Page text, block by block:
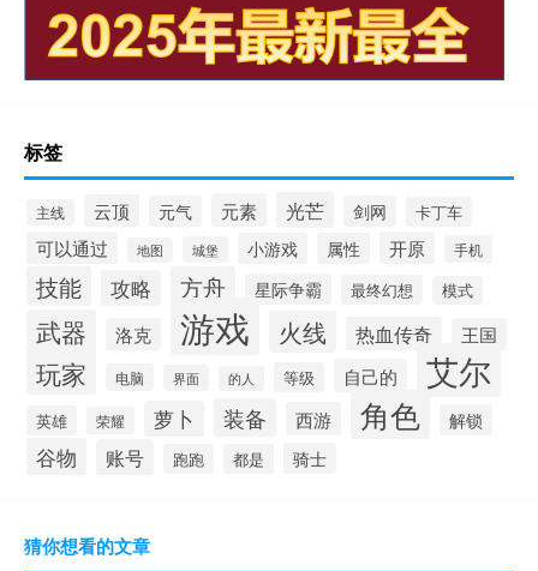
标签
主线 云顶 元气 元素 光芒 剑网 卡丁车
可以通过 地图 城堡 小游戏 属性 开原 手机
技能 攻略 方舟 星际争霸 最终幻想 模式
武器 洛克 游戏 火线 热血传奇 王国
玩家 电脑 界面 的人 等级 自己的 艾尔
英雄 荣耀 萝卜 装备 西游 角色 解锁
谷物 账号 跑跑 都是 骑士
猜你想看的文章